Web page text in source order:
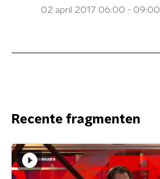
02 april 2017 06:00 - 09:00
Recente fragmenten